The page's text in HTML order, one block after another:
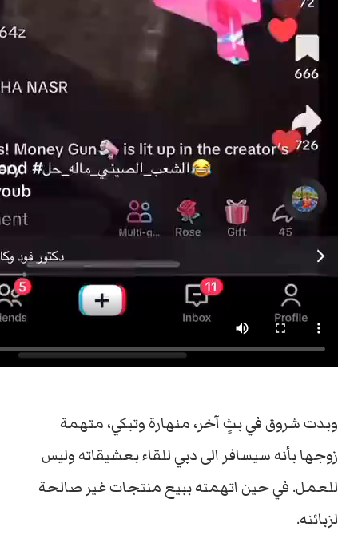
وبدت شروق في بثٍ آخر، منهارة وتبكي، متهمة
زوجها بأنه سيسافر الى دبي للقاء بعشيقاته وليس
للعمل. في حين اتهمته ببيع منتجات غير صالحة
لزبائنه.